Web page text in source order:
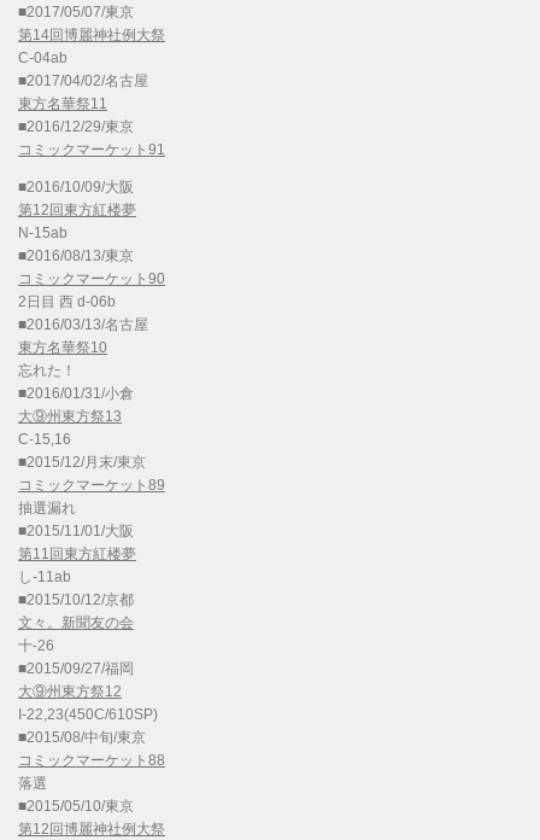
■2017/05/07/東京
第14回博麗神社例大祭
C-04ab
■2017/04/02/名古屋
東方名華祭11
■2016/12/29/東京
コミックマーケット91
■2016/10/09/大阪
第12回東方紅楼夢
N-15ab
■2016/08/13/東京
コミックマーケット90
2日目 西 d-06b
■2016/03/13/名古屋
東方名華祭10
忘れた！
■2016/01/31/小倉
大⑨州東方祭13
C-15,16
■2015/12/月末/東京
コミックマーケット89
抽選漏れ
■2015/11/01/大阪
第11回東方紅楼夢
し-11ab
■2015/10/12/京都
文々。新聞友の会
十-26
■2015/09/27/福岡
大⑨州東方祭12
I-22,23(450C/610SP)
■2015/08/中旬/東京
コミックマーケット88
落選
■2015/05/10/東京
第12回博麗神社例大祭